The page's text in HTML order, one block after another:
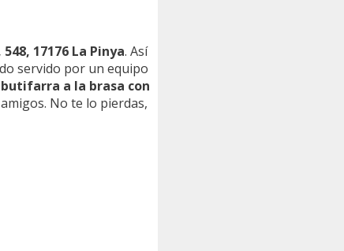
17176 La Pinya. Así
servido por un equipo
butifarra a la brasa con
No te lo pierdas,